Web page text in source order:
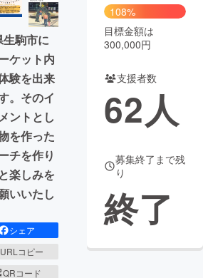
Good
CAMPFIRE Creation
さと納税machi-ya コミュニティ
駒市に
ケット内
験を出来
。そのイ
ントとし
を作った
チを作り
楽しみを
いいたし
シェア
URLコピー
QRコード
108%
目標金額は
300,000円
支援者数
62人
募集終了まで残
り
終了